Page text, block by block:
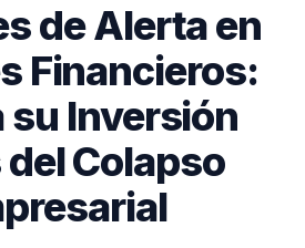
de Alerta en
Financieros:
su Inversión
Colapso